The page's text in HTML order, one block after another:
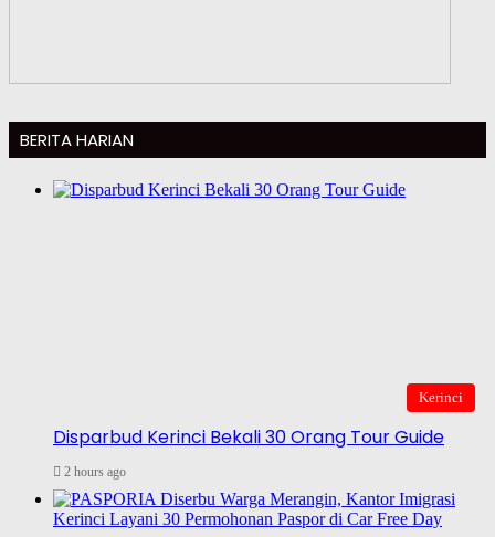
BERITA HARIAN
Kerinci
Disparbud Kerinci Bekali 30 Orang Tour Guide
2 hours ago